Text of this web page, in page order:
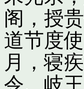
阁，授
道节度
月，寝